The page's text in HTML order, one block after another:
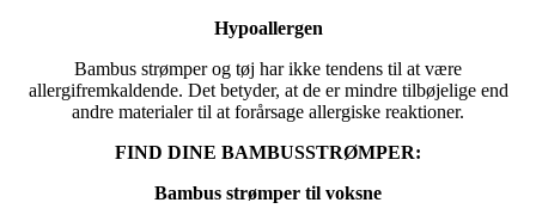
Hypoallergen
Bambus strømper og tøj har ikke tendens til at være
allergifremkaldende. Det betyder, at de er mindre tilbøjelige end
andre materialer til at forårsage allergiske reaktioner.
FIND DINE BAMBUSSTRØMPER:
Bambus strømper til voksne